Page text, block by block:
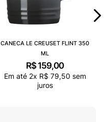
CANECA LE CREUSET FLINT 350
ML
R$ 159,00
Em até 2x R$ 79,50 sem
juros